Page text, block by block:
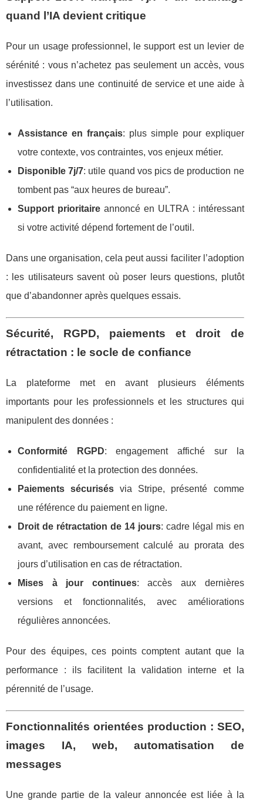
quand l’IA devient critique
Pour un usage professionnel, le support est un levier de
sérénité : vous n’achetez pas seulement un accès, vous
investissez dans une continuité de service et une aide à
l’utilisation.
Assistance en français: plus simple pour expliquer
votre contexte, vos contraintes, vos enjeux métier.
Disponible 7j/7: utile quand vos pics de production ne
tombent pas “aux heures de bureau”.
Support prioritaire annoncé en ULTRA : intéressant
si votre activité dépend fortement de l’outil.
Dans une organisation, cela peut aussi faciliter l’adoption
: les utilisateurs savent où poser leurs questions, plutôt
que d’abandonner après quelques essais.
Sécurité, RGPD, paiements et droit de
rétractation : le socle de confiance
La plateforme met en avant plusieurs éléments
importants pour les professionnels et les structures qui
manipulent des données :
Conformité RGPD: engagement affiché sur la
confidentialité et la protection des données.
Paiements sécurisés via Stripe, présenté comme
une référence du paiement en ligne.
Droit de rétractation de 14 jours: cadre légal mis en
avant, avec remboursement calculé au prorata des
jours d’utilisation en cas de rétractation.
Mises à jour continues: accès aux dernières
versions et fonctionnalités, avec améliorations
régulières annoncées.
Pour des équipes, ces points comptent autant que la
performance : ils facilitent la validation interne et la
pérennité de l’usage.
Fonctionnalités orientées production : SEO,
images IA, web, automatisation de
messages
Une grande partie de la valeur annoncée est liée à la